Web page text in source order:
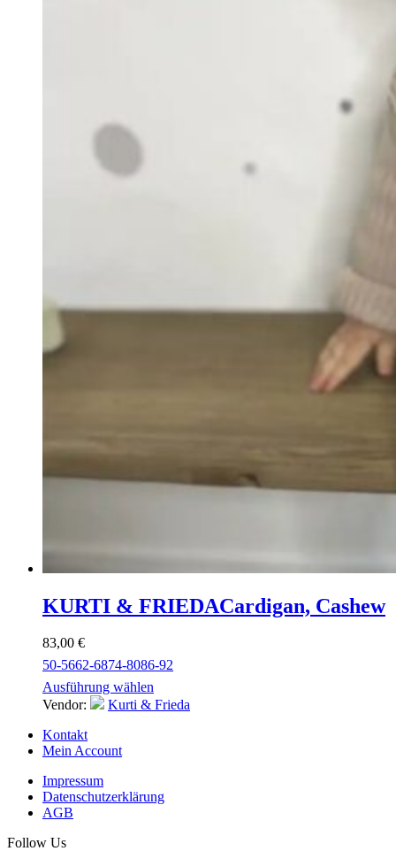
KURTI & FRIEDACardigan, Cashew
83,00 €
50-5662-6874-8086-92
Ausführung wählen
Vendor:
Kurti & Frieda
Kontakt
Mein Account
Impressum
Datenschutzerklärung
AGB
Follow Us